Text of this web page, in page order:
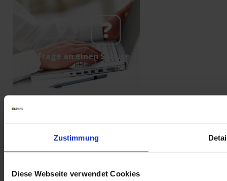
Zustimmung
Diese Webseite verwendet Cookies
Frage an einen Service-Techniker